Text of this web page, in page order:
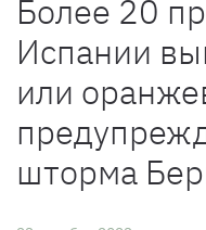
Более 20
Испании
или
шторма